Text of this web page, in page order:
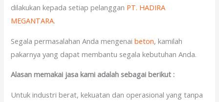
dilakukan kepada setiap pelanggan PT. HADIRA
MEGANTARA.
Segala permasalahan Anda mengenaibeton, kamilah
pakarnya yang dapat membantu segala kebutuhan Anda.
Alasan memakai jasa kami adalah sebagai berikut :
Untuk industri berat, kekuatan dan operasional yang tanpa